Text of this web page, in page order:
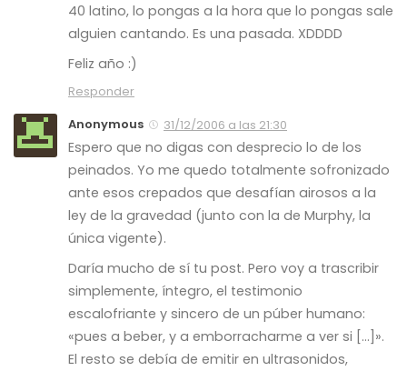
40 latino, lo pongas a la hora que lo pongas sale
alguien cantando. Es una pasada. XDDDD
Feliz año :)
Responder
Anonymous
31/12/2006 a las 21:30
Espero que no digas con desprecio lo de los
peinados. Yo me quedo totalmente sofronizado
ante esos crepados que desafían airosos a la
ley de la gravedad (junto con la de Murphy, la
única vigente).
Daría mucho de sí tu post. Pero voy a trascribir
simplemente, íntegro, el testimonio
escalofriante y sincero de un púber humano:
«pues a beber, y a emborracharme a ver si […]».
El resto se debía de emitir en ultrasonidos,